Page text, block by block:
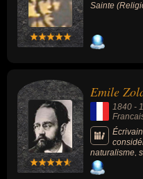
Sainte
Emile
1840 -
naturalisme,
«
« Germinal »